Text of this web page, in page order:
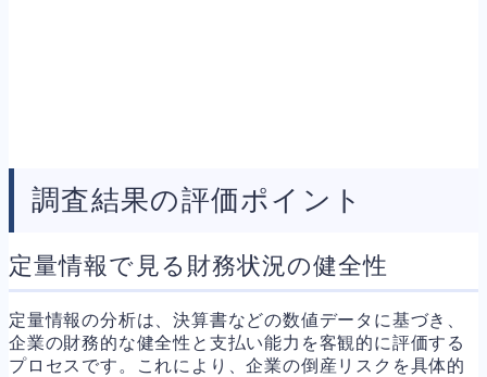
調査結果の評価ポイント
定量情報で見る財務状況の健全性
定量情報の分析は、決算書などの数値データに基づき、
企業の財務的な健全性と支払い能力を客観的に評価する
プロセスです。これにより、企業の倒産リスクを具体的